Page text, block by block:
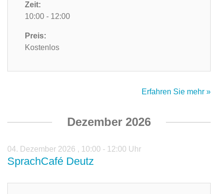
Zeit:
10:00 - 12:00
Preis:
Kostenlos
Erfahren Sie mehr »
Dezember 2026
04. Dezember 2026 , 10:00 - 12:00 Uhr
SprachCafé Deutz